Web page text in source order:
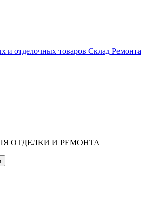
ОТДЕЛКИ И РЕМОНТА